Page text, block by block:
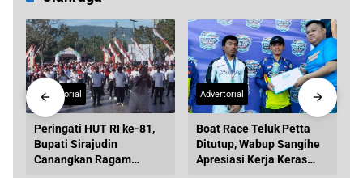
Advertorial
Peringati HUT RI ke-81,
Bupati Sirajudin
Canangkan Ragam
Advertorial
Boat Race Teluk Petta
Ditutup, Wabup Sangihe
Apresiasi Kerja Keras